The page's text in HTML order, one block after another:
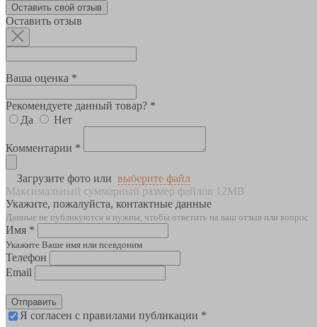
Оставить свой отзыв
Оставить отзыв
Ваша оценка *
Рекомендуете данный товар? *
Да
Нет
Комментарии *
Загрузите фото или выберите файл
Максимальный суммарный размер файлов 12MB
Укажите, пожалуйста, контактные данные
Данные не публикуются и нужны, чтобы ответить на ваш отзыв или вопрос
Имя *
Укажите Ваше имя или псевдоним
Телефон
Email
Отправить
Я согласен с правилами публикации *